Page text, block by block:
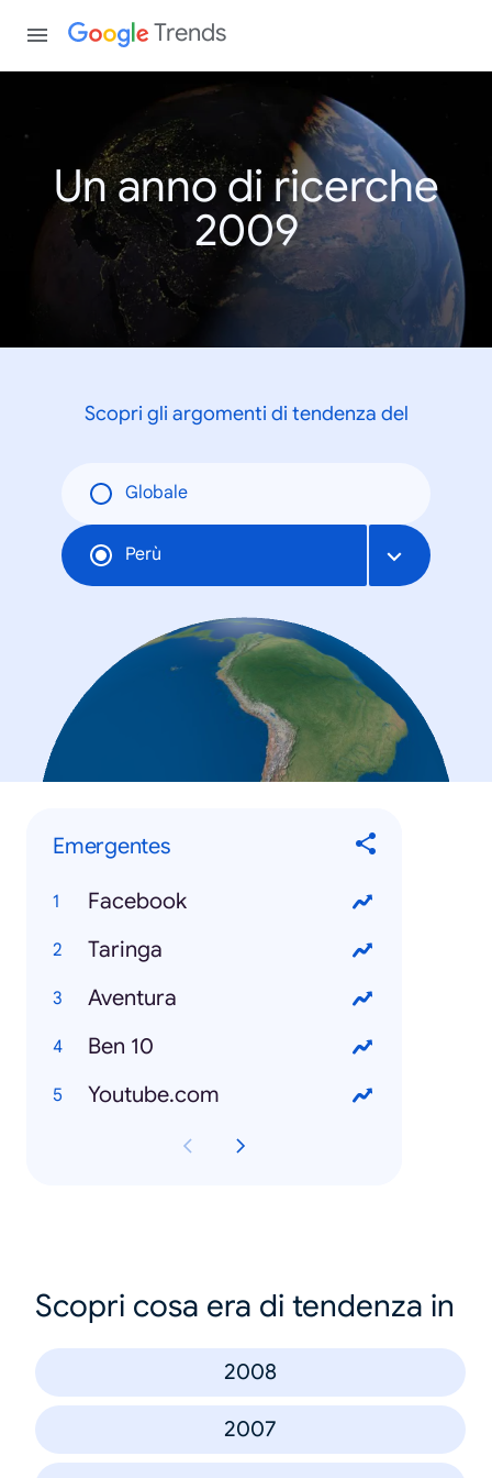
Trends
Un anno di ricerche
2009
Scopri gli argomenti di tendenza del
Globale
Perù
Emergentes
Facebook
Taringa
Aventura
Ben 10
Youtube.com
Scopri cosa era di tendenza in
2008
2007